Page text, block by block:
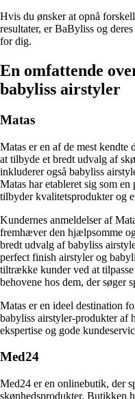
Hvis du ønsker at opnå
resultater, er BaByliss og
for dig.
En omfattende
babyliss airstyler
Matas
Matas er en af de mest
at tilbyde et bredt udvalg af
inkluderer også babyliss
Matas har etableret sig som
tilbyder kvalitetsprodukter og
Kundernes anmeldelser af
fremhæver den hjælpsomme
bredt udvalg af babyliss
perfect finish airstyler og
tiltrække kunder ved at
behovene hos dem, der søger
Matas er en ideel destination
babyliss airstyler-produkter af
ekspertise og gode
Med24
Med24 er en onlinebutik, der
skønhedsprodukter. Butikken